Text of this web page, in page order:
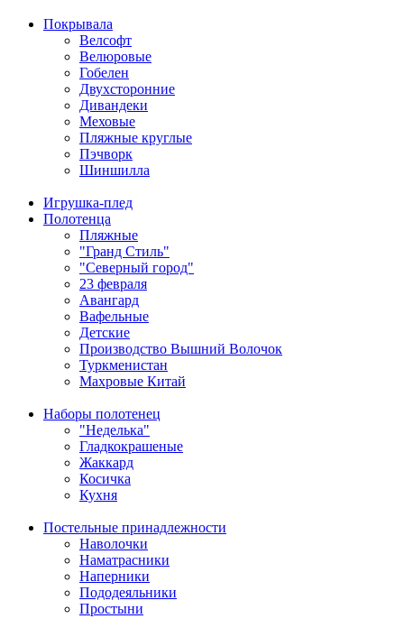
Покрывала
Велсофт
Велюровые
Гобелен
Двухсторонние
Дивандеки
Меховые
Пляжные круглые
Пэчворк
Шиншилла
Игрушка-плед
Полотенца
Пляжные
"Гранд Стиль"
"Северный город"
23 февраля
Авангард
Вафельные
Детские
Производство Вышний Волочок
Туркменистан
Махровые Китай
Наборы полотенец
"Неделька"
Гладкокрашеные
Жаккард
Косичка
Кухня
Постельные принадлежности
Наволочки
Наматрасники
Наперники
Пододеяльники
Простыни